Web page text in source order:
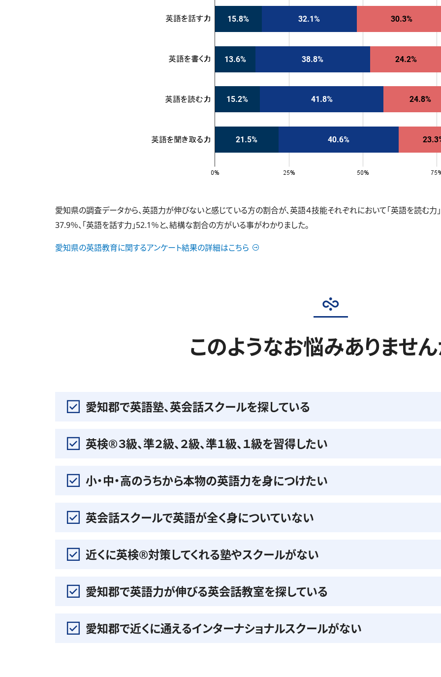
愛知県の調査データから、英語力が伸びないと感じている方の割合が、英語４技能それぞれにおいて「英語を読む力」
37.9％、「英語を話す力」52.1％と、結構な割合の方がいる事がわかりました。
愛知県の英語教育に関するアンケート結果の詳細はこちら
このようなお悩みありません
愛知郡で英語塾、英会話スクールを探している
英検®️３級、準２級、２級、準１級、１級を習得したい
小・中・高のうちから本物の英語力を身につけたい
英会話スクールで英語が全く身についていない
近くに英検®️対策してくれる塾やスクールがない
愛知郡で英語力が伸びる英会話教室を探している
愛知郡で近くに通えるインターナショナルスクールがない